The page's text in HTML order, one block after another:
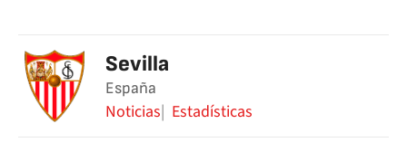
Sevilla
España
Noticias Estadísticas